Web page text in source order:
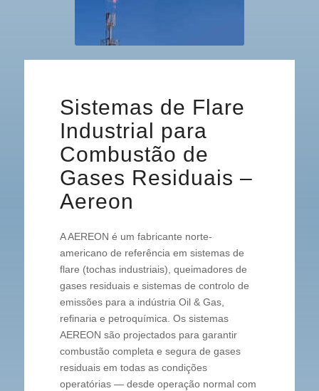
Sistemas de Flare
Industrial para
Combustão de
Gases Residuais –
Aereon
A AEREON é um fabricante norte-
americano de referência em sistemas de
flare (tochas industriais), queimadores de
gases residuais e sistemas de controlo de
emissões para a indústria Oil & Gas,
refinaria e petroquímica. Os sistemas
AEREON são projectados para garantir
combustão completa e segura de gases
residuais em todas as condições
operatórias — desde operação normal com